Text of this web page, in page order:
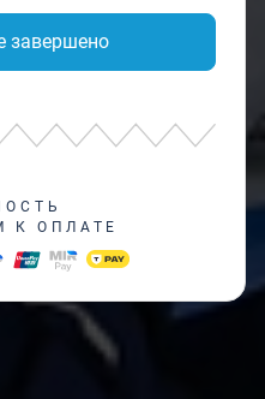
завершено
К ОПЛАТЕ